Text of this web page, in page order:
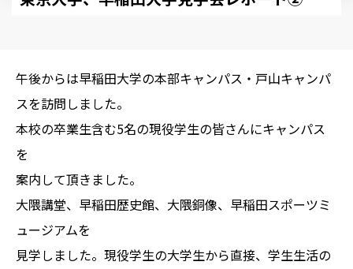
午後からは早稲田大学の本部キャンパス・戸山キャンパ
スを訪問しました。
本校の卒業生含む5名の現役学生の皆さんにキャンパス
を
案内して頂きました。
大隈講堂、早稲田歴史館、大隈銅像、早稲田スポーツミ
ュージアムを
見学しました。現役学生の大学生から直接、学生生活の